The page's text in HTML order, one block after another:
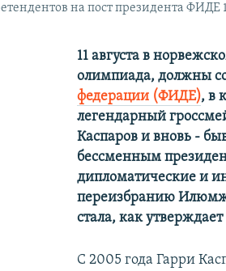
на пост президента ФИДЕ
11 августа в
олимпиада, должны
федерации (ФИДЕ), в
легендарный
Каспаров и вновь -
бессменным
дипломатические и
переизбранию
стала, как
С 2005 года Гарри